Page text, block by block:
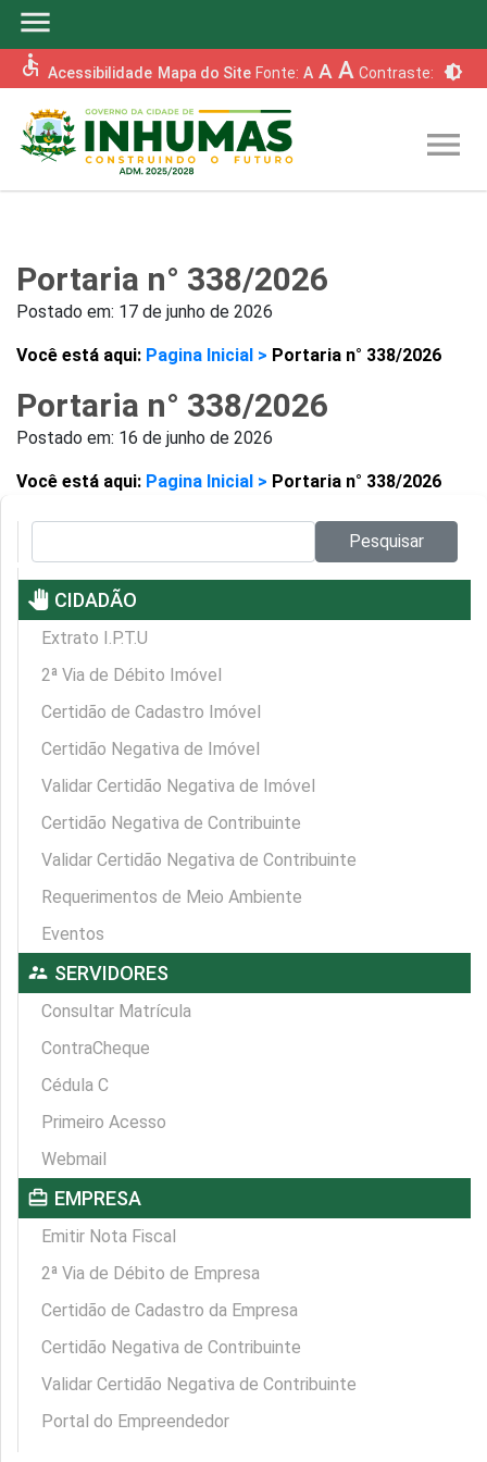
menu
accessible Acessibilidade Mapa do Site Fonte: A A A Contraste: brightness_6
menu
Portaria n° 338/2026
Postado em: 17 de junho de 2026
Você está aqui: Pagina Inicial > Portaria n° 338/2026
Portaria n° 338/2026
Postado em: 16 de junho de 2026
Você está aqui: Pagina Inicial > Portaria n° 338/2026
Pesquisar
pan_tool CIDADÃO
Extrato I.P.T.U
2ª Via de Débito Imóvel
Certidão de Cadastro Imóvel
Certidão Negativa de Imóvel
Validar Certidão Negativa de Imóvel
Certidão Negativa de Contribuinte
Validar Certidão Negativa de Contribuinte
Requerimentos de Meio Ambiente
Eventos
supervisor_account SERVIDORES
Consultar Matrícula
ContraCheque
Cédula C
Primeiro Acesso
Webmail
card_travel EMPRESA
Emitir Nota Fiscal
2ª Via de Débito de Empresa
Certidão de Cadastro da Empresa
Certidão Negativa de Contribuinte
Validar Certidão Negativa de Contribuinte
Portal do Empreendedor